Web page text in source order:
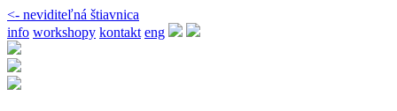
<- neviditeľná štiavnica
info workshopy kontakt eng